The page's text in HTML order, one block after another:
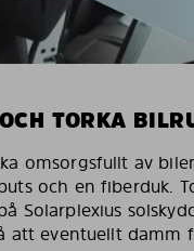
TORKA
omsorgsfullt av
och en fiberduk.
Solarplexius
att eventuellt damm